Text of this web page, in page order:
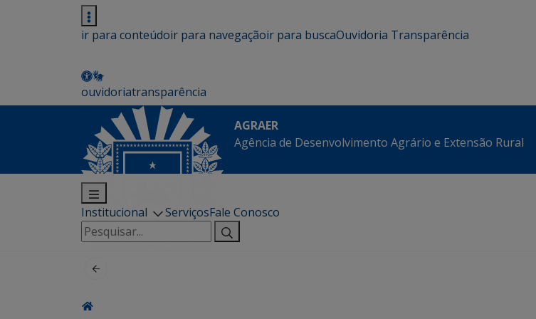
ir para conteúdoir para navegaçãoir para buscaOuvidoria Transparência
ouvidoriatransparência
AGRAER
Agência de Desenvolvimento Agrário e Extensão Rural
Institucional ServiçosFale Conosco
Pesquisar
por: